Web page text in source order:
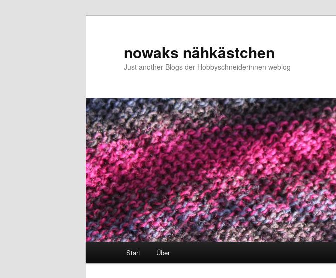
nowaks nähkästchen
Just another Blogs der Hobbyschneiderinnen weblog
Start Über